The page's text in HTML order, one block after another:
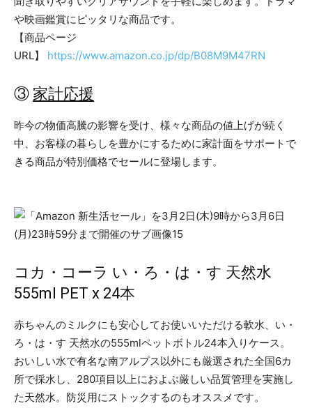
や映画鑑賞にピッタリな商品です。
【商品ページ
URL】 https://www.amazon.co.jp/dp/B08M9M47RN
③ 家計応援
昨今の物価高騰の影響を受け、様々な商品の値上げが続く
中、お客様の暮らしを豊かにするために家計面をサポートで
きる商品が特別価格でセールに登場します。
コカ・コーラ い・ろ・は・す 天然水
555ml PET x 24本
赤ちゃんのミルクにも安心してお使いいただける軟水、い・
ろ・は・す 天然水の555mlペットボトル24本入りケース。
おいしい水で有名な南アルプス以外にも厳選された全国6カ
所で採水し、280項目以上におよぶ厳しい品質管理を実施し
た天然水。防災用にストックするのもオススメです。